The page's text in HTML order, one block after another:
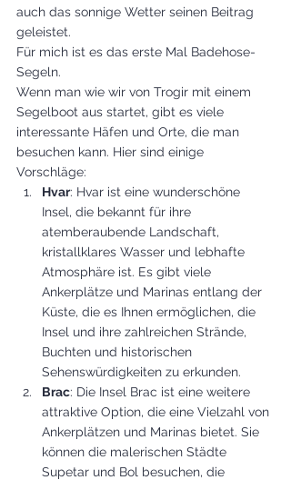
auch das sonnige Wetter seinen Beitrag
geleistet.
Für mich ist es das erste Mal Badehose-
Segeln.
Wenn man wie wir von Trogir mit einem
Segelboot aus startet, gibt es viele
interessante Häfen und Orte, die man
besuchen kann. Hier sind einige
Vorschläge:
Hvar: Hvar ist eine wunderschöne
Insel, die bekannt für ihre
atemberaubende Landschaft,
kristallklares Wasser und lebhafte
Atmosphäre ist. Es gibt viele
Ankerplätze und Marinas entlang der
Küste, die es Ihnen ermöglichen, die
Insel und ihre zahlreichen Strände,
Buchten und historischen
Sehenswürdigkeiten zu erkunden.
Brac: Die Insel Brac ist eine weitere
attraktive Option, die eine Vielzahl von
Ankerplätzen und Marinas bietet. Sie
können die malerischen Städte
Supetar und Bol besuchen, die